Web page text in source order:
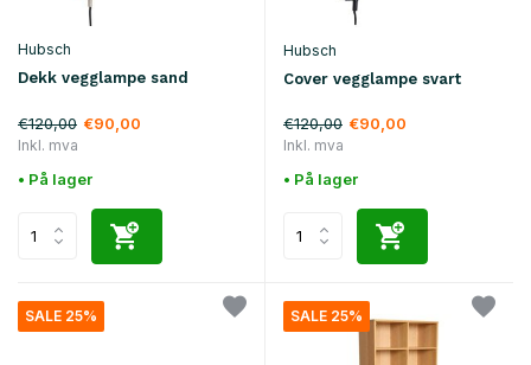
Hubsch
Dekk vegglampe sand
€120,00 €90,00
Inkl. mva
• På lager
Hubsch
Cover vegglampe svart
€120,00 €90,00
Inkl. mva
• På lager
SALE 25% SALE 25%